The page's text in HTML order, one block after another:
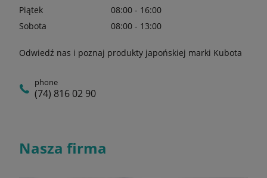
Piątek
08:00 - 16:00
Sobota
08:00 - 13:00
Odwiedź nas i poznaj produkty japońskiej marki Kubota
phone
(74) 816 02 90
Nasza firma